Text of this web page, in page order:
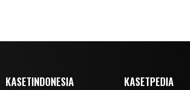
KASETINDONESIA KASETPEDIA